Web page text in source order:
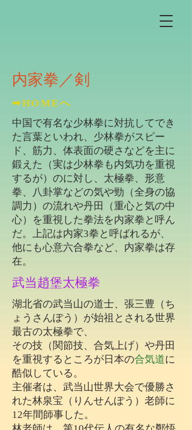
内家拳／剣
➡HOMEへ
中国で有名な少林拳に対抗してでき
た言葉といわれ、少林拳がスピー
ド、筋力、体表面の硬さなどを主に
鍛えた（実は少林拳も内気功を重視
するが）のに対し、太極拳、形意
拳、八卦掌などの気や勁（全身の協
調力）の流れや丹田（重心と気の中
心）を重視した拳法を内家拳と呼ん
だ。上記は内家3拳と呼ばれるが、
他にも心意六合拳など、内家拳は存
在。
武当趙堡太極拳
​湖北省の武当山の道士、張三豊（ち
ょうさんぽう）が始祖とされる世界
最古の太極拳で、
その技（関節技、合気上げ）や丹田
を重視するところが日本の合気道に
酷似している。
主催者は、武当山世界大会で優勝さ
れた林泉宝（りんせんぽう）老師に
12年間師事した。